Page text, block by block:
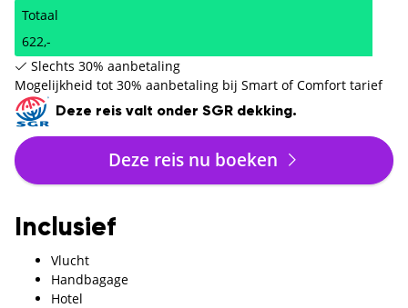
Totaal
622,-
Slechts 30% aanbetaling
Mogelijkheid tot 30% aanbetaling bij Smart of Comfort tarief
Deze reis valt onder SGR dekking.
Deze reis nu boeken
Inclusief
Vlucht
Handbagage
Hotel